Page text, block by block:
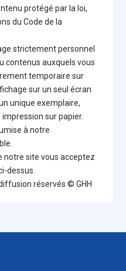
protégé par la loi,
du Code de la
strictement personnel
contenus auxquels vous
temporaire sur
sur un seul écran
unique exemplaire,
sur papier.
à notre
notre site vous acceptez
dessus.
réservés © GHH